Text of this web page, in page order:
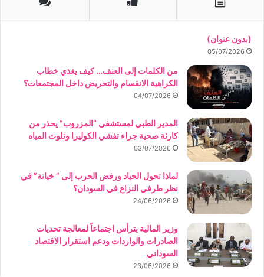
(بدون عنوان)
05/07/2026
من الكلمات إلى العنف… كيف يغذي خطاب
الكراهية الانقسام والتحريض داخل المجتمعات؟
04/07/2026
المدير الطبي لمستشفى “المزروب” يحذر من
كارثة صحية جراء تفشي الكوليرا وتلوث المياه
03/07/2026
لماذا تحول الحياد ورفض الحرب إلى ” خيانة” في
نظر طرفي النزاع في السودان؟
24/06/2026
وزير المالية يترأس اجتماعاً لمعالجة تحديات
الصادرات والواردات ودعم استقرار الاقتصاد
السوداني
23/06/2026